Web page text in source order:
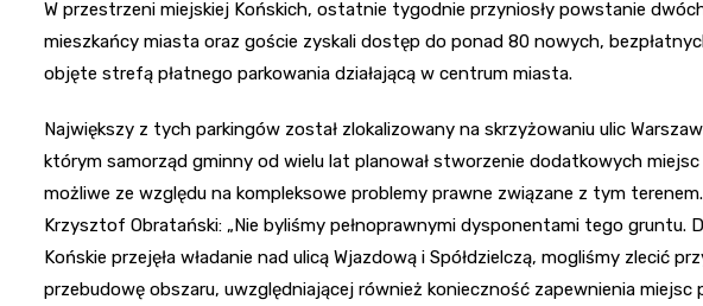
W przestrzeni miejskiej Końskich, ostatnie tygodnie przyniosły powstanie
mieszkańcy miasta oraz goście zyskali dostęp do ponad 80 nowych,
objęte strefą płatnego parkowania działającą w centrum miasta.
Największy z tych parkingów został zlokalizowany na skrzyżowaniu ulic
którym samorząd gminny od wielu lat planował stworzenie dodatkowych
możliwe ze względu na kompleksowe problemy prawne związane z tym
Krzysztof Obratański: „Nie byliśmy pełnoprawnymi dysponentami tego gruntu.
Końskie przejęła władanie nad ulicą Wjazdową i Spółdzielczą, mogliśmy zlecić
przebudowę obszaru, uwzględniającej również konieczność zapewnienia